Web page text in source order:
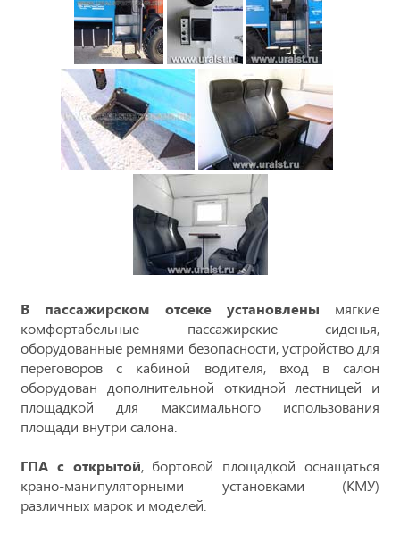
В пассажирском отсеке установлены мягкие
комфортабельные пассажирские сиденья,
оборудованные ремнями безопасности, устройство для
переговоров с кабиной водителя, вход в салон
оборудован дополнительной откидной лестницей и
площадкой для максимального использования
площади внутри салона.
ГПА с открытой, бортовой площадкой оснащаться
крано-манипуляторными установками (КМУ)
различных марок и моделей.